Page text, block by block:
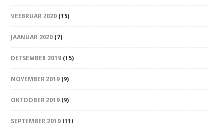
VEEBRUAR 2020 (15)
JAANUAR 2020 (7)
DETSEMBER 2019 (15)
NOVEMBER 2019 (9)
OKTOOBER 2019 (9)
SEPTEMBER 2019 (11)